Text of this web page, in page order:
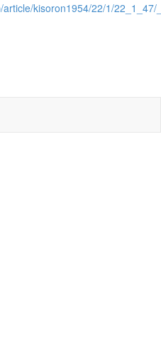
kisoron1954/22/1/22_1_47/